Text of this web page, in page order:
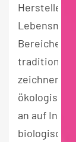
Hersteller
Bereichen
zeichnen
ökologische
an auf
biologische